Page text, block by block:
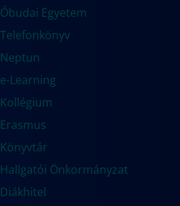
Óbudai Egyetem
Telefonkönyv
Neptun
e-Learning
Kollégium
Erasmus
Könyvtár
Hallgatói Önkormányzat
Diákhitel